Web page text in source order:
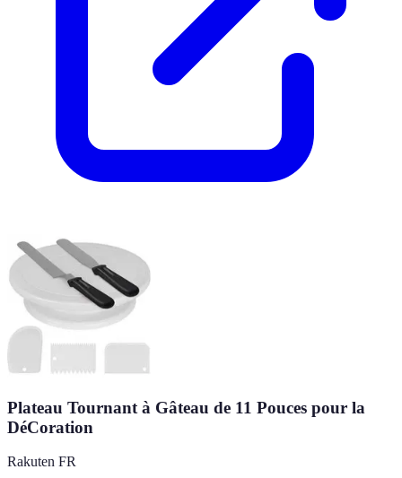
Plateau Tournant à Gâteau de 11 Pouces pour la
DéCoration
Rakuten FR